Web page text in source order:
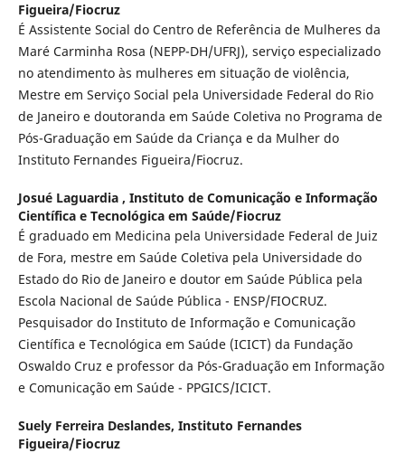
Figueira/Fiocruz
É Assistente Social do Centro de Referência de Mulheres da
Maré Carminha Rosa (NEPP-DH/UFRJ), serviço especializado
no atendimento às mulheres em situação de violência,
Mestre em Serviço Social pela Universidade Federal do Rio
de Janeiro e doutoranda em Saúde Coletiva no Programa de
Pós-Graduação em Saúde da Criança e da Mulher do
Instituto Fernandes Figueira/Fiocruz.
Josué Laguardia , Instituto de Comunicação e Informação
Científica e Tecnológica em Saúde/Fiocruz
É graduado em Medicina pela Universidade Federal de Juiz
de Fora, mestre em Saúde Coletiva pela Universidade do
Estado do Rio de Janeiro e doutor em Saúde Pública pela
Escola Nacional de Saúde Pública - ENSP/FIOCRUZ.
Pesquisador do Instituto de Informação e Comunicação
Científica e Tecnológica em Saúde (ICICT) da Fundação
Oswaldo Cruz e professor da Pós-Graduação em Informação
e Comunicação em Saúde - PPGICS/ICICT.
Suely Ferreira Deslandes, Instituto Fernandes
Figueira/Fiocruz